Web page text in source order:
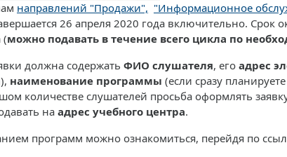
направлений "Продажи", "Информационное
26 апреля 2020 года включительно. Срок
(можно подавать в течение всего цикла по
должна содержать ФИО слушателя, его адрес
), наименование программы (если сразу
количестве слушателей просьба оформлять
наадрес учебного центра.
программ можно ознакомиться, перейдя по